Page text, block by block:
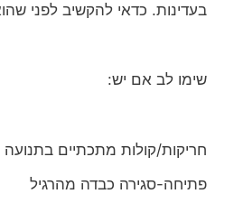
בעדינות. כדאי להקשיב לפני
שימו לב אם יש:
חריקות/קולות מתכתיים בתנועה
פתיחה-סגירה כבדה מהרגיל